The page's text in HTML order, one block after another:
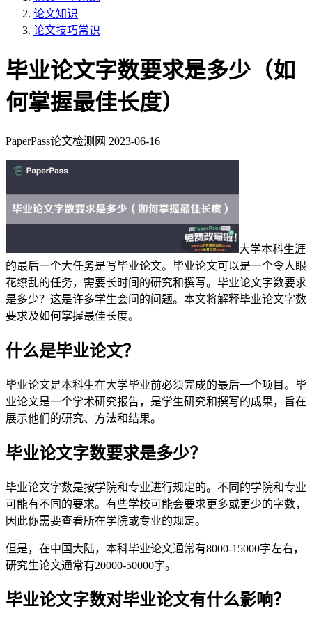
论文知识
论文技巧常识
毕业论文字数要求是多少（如
何掌握最佳长度）
PaperPass论文检测网 2023-06-16
大学本科生涯
的最后一个大任务是写毕业论文。毕业论文可以是一个令人眼
花缭乱的任务，需要长时间的研究和撰写。毕业论文字数要求
是多少？这是许多学生会问的问题。本文将解释毕业论文字数
要求及如何掌握最佳长度。
什么是毕业论文？
毕业论文是本科生在大学毕业前必须完成的最后一个项目。毕
业论文是一个学术研究报告，是学生研究和撰写的成果，旨在
展示他们的研究、方法和结果。
毕业论文字数要求是多少？
毕业论文字数是按学院和专业进行规定的。不同的学院和专业
可能有不同的要求。有些学校可能会要求更多或更少的字数，
因此你需要查看所在学院或专业的规定。
但是，在中国大陆，本科毕业论文通常有8000-15000字左右，
研究生论文通常有20000-50000字。
毕业论文字数对毕业论文有什么影响？